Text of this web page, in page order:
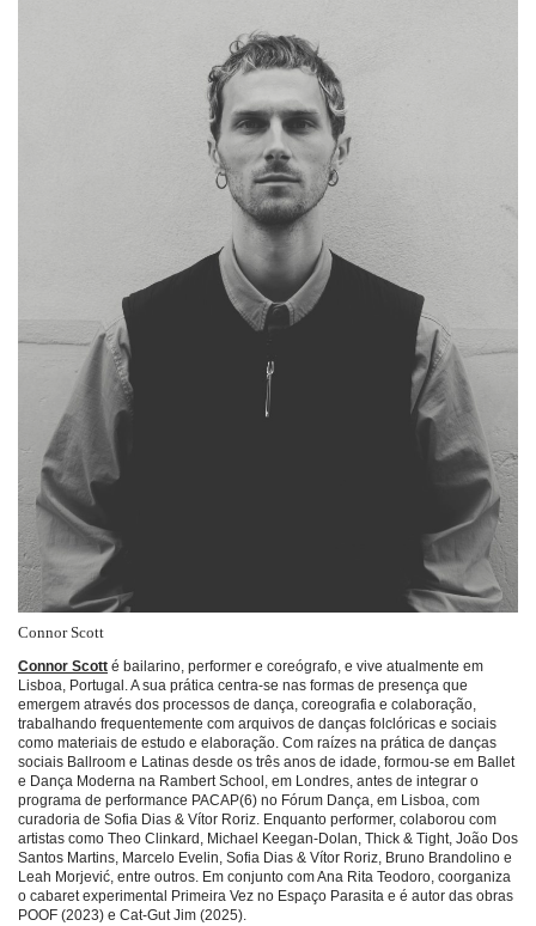
Connor Scott
Connor Scott é bailarino, performer e coreógrafo, e vive atualmente em
Lisboa, Portugal. A sua prática centra-se nas formas de presença que
emergem através dos processos de dança, coreografia e colaboração,
trabalhando frequentemente com arquivos de danças folclóricas e sociais
como materiais de estudo e elaboração. Com raízes na prática de danças
sociais Ballroom e Latinas desde os três anos de idade, formou-se em Ballet
e Dança Moderna na Rambert School, em Londres, antes de integrar o
programa de performance PACAP(6) no Fórum Dança, em Lisboa, com
curadoria de Sofia Dias & Vítor Roriz. Enquanto performer, colaborou com
artistas como Theo Clinkard, Michael Keegan-Dolan, Thick & Tight, João Dos
Santos Martins, Marcelo Evelin, Sofia Dias & Vítor Roriz, Bruno Brandolino e
Leah Morjević, entre outros. Em conjunto com Ana Rita Teodoro, coorganiza
o cabaret experimental Primeira Vez no Espaço Parasita e é autor das obras
POOF (2023) e Cat-Gut Jim (2025).